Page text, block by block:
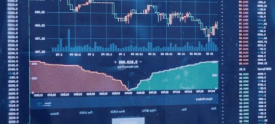
вредне савете за почетнике у инвестирању и истакли неке
Rico-а до EasyInvest-а, свака од ових апликација нуди
финансијске циљеве. Такође ћемо вам показати како да
већ данас.
направите свој први корак у свет инвестирања, изаберите
да финансијски успех зависи од планирања и
које смо овде поделили, бићете добро припремљени да се